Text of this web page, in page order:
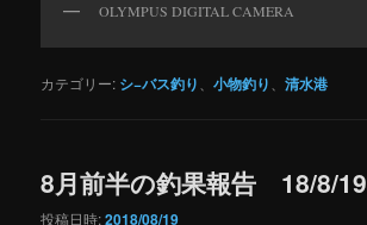
OLYMPUS DIGITAL CAMERA
カテゴリー: シ−バス釣り 、小物釣り 、清水港
8月前半の釣果報告 18/8/19
投稿日時:2018/08/19